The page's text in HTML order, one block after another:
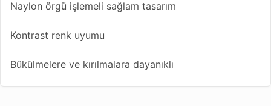
Naylon örgü işlemeli sağlam tasarım
Kontrast renk uyumu
Bükülmelere ve kırılmalara dayanıklı